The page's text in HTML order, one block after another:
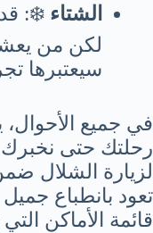
الشتاء ❄️:
لكن من
سيعتبرها
في جميع الأحوال،
رحلتك حتى
لزيارة الشلال
تعود بانطباع
قائمة الأماكن